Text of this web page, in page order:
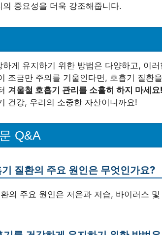
중요성을 더욱 강조해줍니다.
게 유지하기 위한 방법은 다양하고, 이
조금만 주의를 기울인다면, 호흡기 질환
겨울철 호흡기 관리를 소홀히 하지 마세요!
건강, 우리의 소중한 자산이니까요!
Q&A
질환의 주요 원인은 무엇인가요?
의 주요 원인은 저온과 저습, 바이러스